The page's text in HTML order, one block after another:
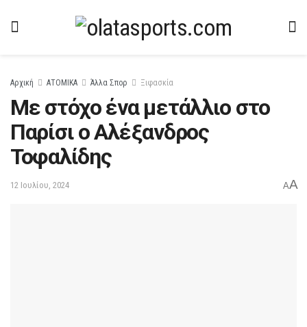
Αρχική ΑΤΟΜΙΚΑ Άλλα Σπορ Ξιφασκία
Με στόχο ένα μετάλλιο στο
Παρίσι ο Αλέξανδρος
Τοφαλίδης
12 Ιουλίου, 2024 AA